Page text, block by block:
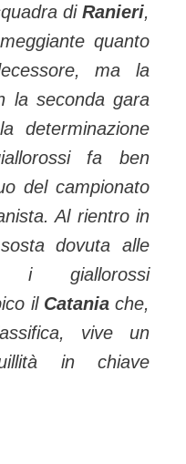
di Ranieri,
quanto
ma la
la seconda gara
determinazione
fa ben
del campionato
Al rientro in
dovuta alle
i giallorossi
il Catania che,
vive un
in chiave